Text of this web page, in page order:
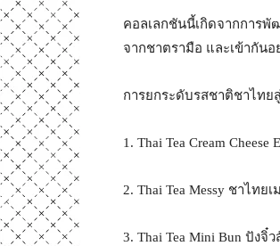
คอลเลกชันนี้เกิดจากการ
จากชาตรามือ และเข้ากันอ
การยกระดับรสชาติชาไทย
1. Thai Tea Cream
2. Thai Tea Messy ชาไทย
3. Thai Tea Mini Bun ปังจิ๋